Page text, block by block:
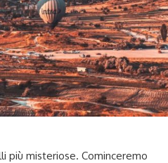
più misteriose. Cominceremo